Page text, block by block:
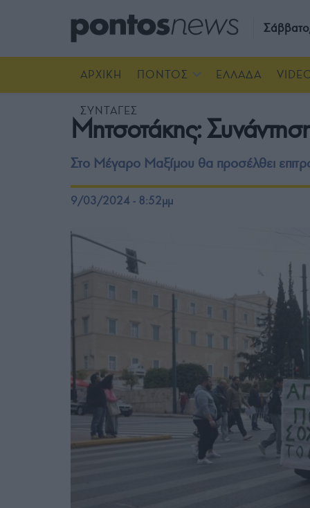
ΑΡΧΙΚΗ ΠΟΝΤΟΣ ΕΛΛΑΔΑ
ΣΥΝΤΑΓΕΣ
Μητσοτάκης:
Στο Μέγαρο Μαξίμου θα προσέλθει
9/03/2024 - 8:52μμ